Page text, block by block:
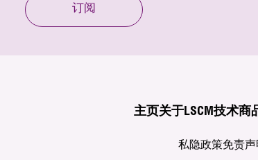
订阅
主页关于LSCM技术商
私隐政策免责声